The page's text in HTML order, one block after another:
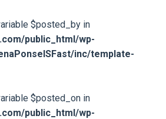
$posted_by in
public_html/wp-
inc/template-
$posted_on in
public_html/wp-